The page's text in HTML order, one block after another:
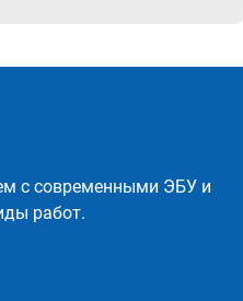
с современными ЭБУ и
работ.